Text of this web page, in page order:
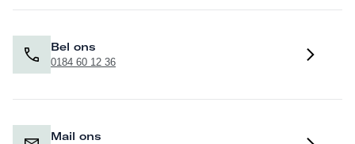
Bel ons
0184 60 12 36
Mail ons